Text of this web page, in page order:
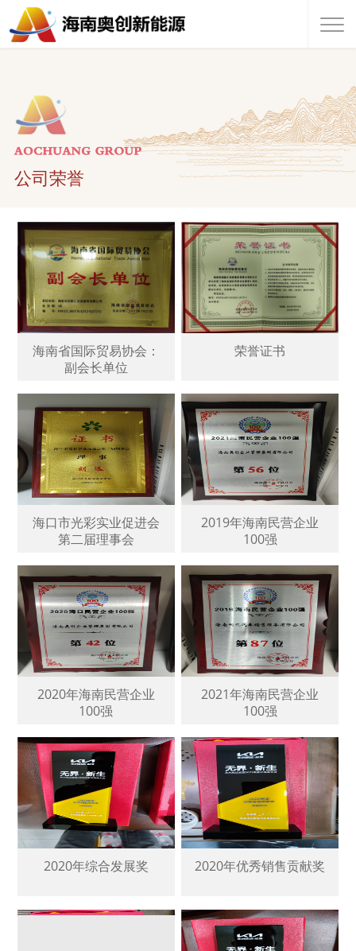
公司荣誉
海南省国际贸易协会：
副会长单位
荣誉证书
海口市光彩实业促进会
第二届理事会
2019年海南民营企业
100强
2020年海南民营企业
100强
2021年海南民营企业
100强
2020年综合发展奖 2020年优秀销售贡献奖